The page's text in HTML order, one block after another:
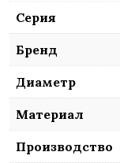
Серия
Бренд
Диаметр
Материал
Производство